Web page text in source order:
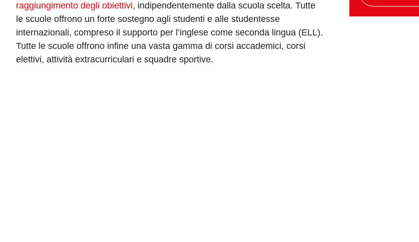
raggiungimento degli obiettivi, indipendentemente dalla scuola scelta. Tutte
le scuole offrono un forte sostegno agli studenti e alle studentesse
internazionali, compreso il supporto per l’inglese come seconda lingua (ELL).
Tutte le scuole offrono infine una vasta gamma di corsi accademici, corsi
elettivi, attività extracurriculari e squadre sportive.